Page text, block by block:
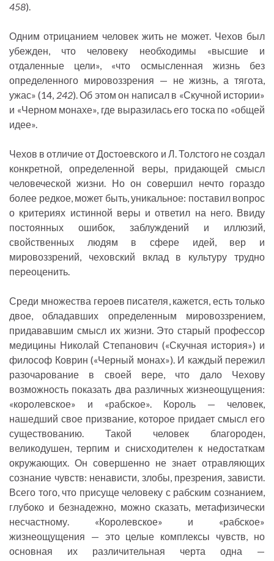
458).
Одним отрицанием человек жить не может. Чехов был
убежден, что человеку необходимы «высшие и
отдаленные цели», «что осмысленная жизнь без
определенного мировоззрения — не жизнь, а тягота,
ужас» (14, 242). Об этом он написал в «Скучной истории»
и «Черном монахе», где выразилась его тоска по «общей
идее».
Чехов в отличие от Достоевского и Л. Толстого не создал
конкретной, определенной веры, придающей смысл
человеческой жизни. Но он совершил нечто гораздо
более редкое, может быть, уникальное: поставил вопрос
о критериях истинной веры и ответил на него. Ввиду
постоянных ошибок, заблуждений и иллюзий,
свойственных людям в сфере идей, вер и
мировоззрений, чеховский вклад в культуру трудно
переоценить.
Среди множества героев писателя, кажется, есть только
двое, обладавших определенным мировоззрением,
придававшим смысл их жизни. Это старый профессор
медицины Николай Степанович («Скучная история») и
философ Коврин («Черный монах»). И каждый пережил
разочарование в своей вере, что дало Чехову
возможность показать два различных жизнеощущения:
«королевское» и «рабское». Король — человек,
нашедший свое призвание, которое придает смысл его
существованию. Такой человек благороден,
великодушен, терпим и снисходителен к недостаткам
окружающих. Он совершенно не знает отравляющих
сознание чувств: ненависти, злобы, презрения, зависти.
Всего того, что присуще человеку с рабским сознанием,
глубоко и безнадежно, можно сказать, метафизически
несчастному. «Королевское» и «рабское»
жизнеощущения — это целые комплексы чувств, но
основная их различительная черта одна —